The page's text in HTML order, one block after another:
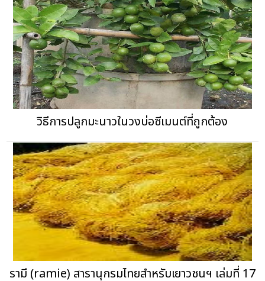
วิธีการปลูกมะนาวในวงบ่อซีเมนต์ที่ถูกต้อง
รามี (ramie) สารานุกรมไทยสำหรับเยาวชนฯ เล่มที่ 17